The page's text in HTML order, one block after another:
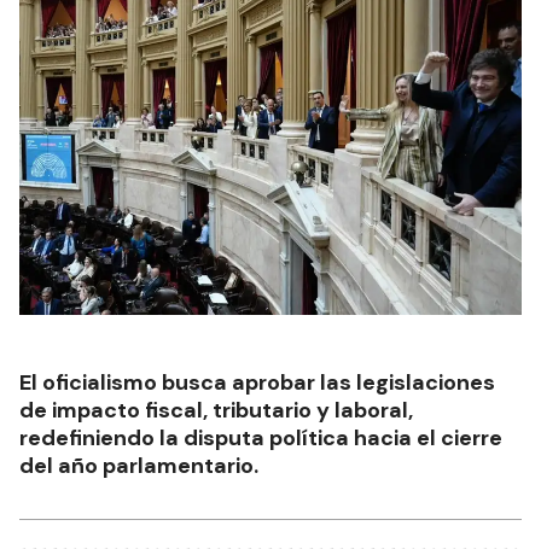
El oficialismo busca aprobar las legislaciones
de impacto fiscal, tributario y laboral,
redefiniendo la disputa política hacia el cierre
del año parlamentario.